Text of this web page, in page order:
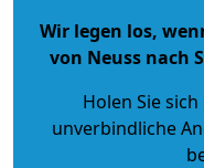
Wir legen los,
von Neuss nach
Holen Sie
unverbindliche